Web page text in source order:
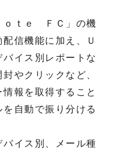
ｏｔｅ ＦＣ」の機
信機能に加え、Ｕ
イス別レポートな
やクリックなど、
報を取得すること
自動で振り分ける
イス別、メール種